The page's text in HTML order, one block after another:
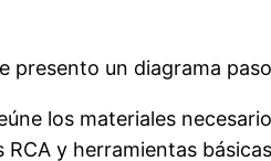
presento un diagrama
los materiales
RCA y herramientas